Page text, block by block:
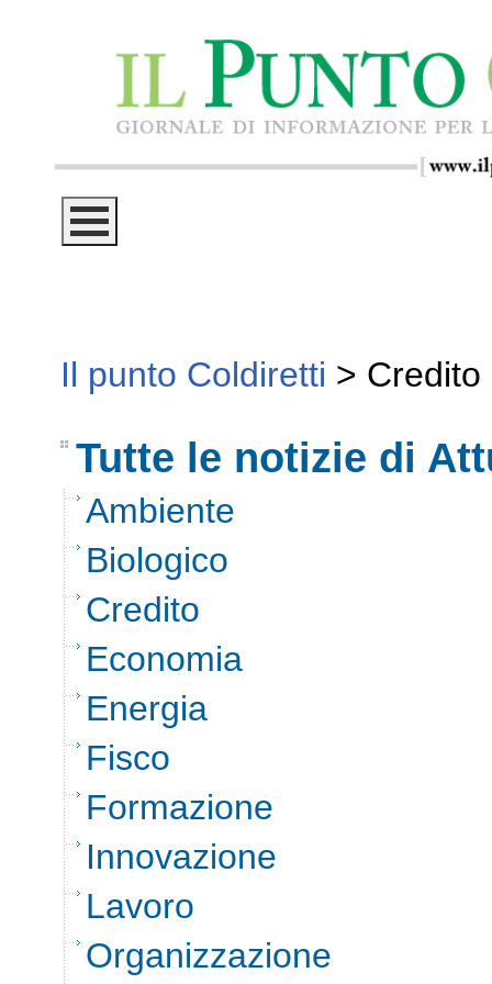
Il punto Coldiretti > Credito
Tutte le notizie di
Ambiente
Biologico
Credito
Economia
Energia
Fisco
Formazione
Innovazione
Lavoro
Organizzazione